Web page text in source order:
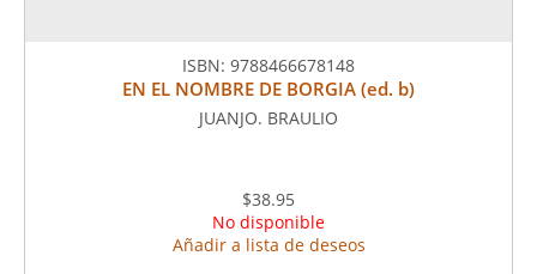
ISBN: 9788466678148
EN EL NOMBRE DE BORGIA (ed. b)
JUANJO. BRAULIO
$38.95
No disponible
Añadir a lista de deseos